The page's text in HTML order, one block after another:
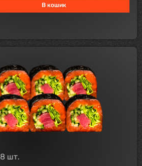
В кошик
8 шт.